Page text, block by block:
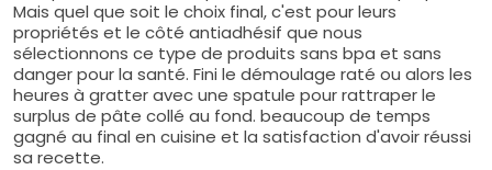
Mais quel que soit le choix final, c'est pour leurs
propriétés et le côté antiadhésif que nous
sélectionnons ce type de produits sans bpa et sans
danger pour la santé. Fini le démoulage raté ou alors les
heures à gratter avec une spatule pour rattraper le
surplus de pâte collé au fond. beaucoup de temps
gagné au final en cuisine et la satisfaction d'avoir réussi
sa recette.